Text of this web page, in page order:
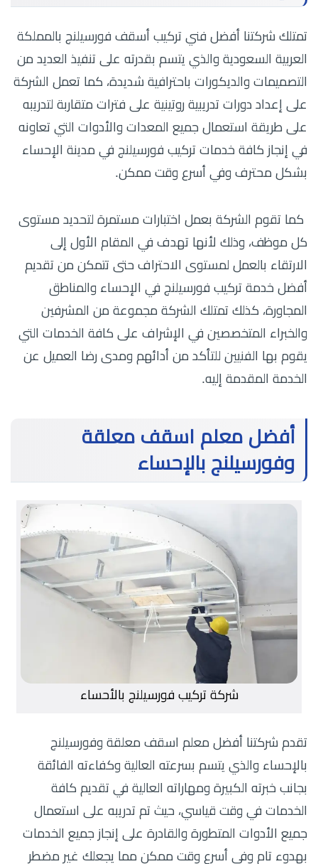
تمتلك شركتنا أفضل فني تركيب أسقف فورسيلنج بالمملكة
العربية السعودية والذي يتسم بقدرته على تنفيذ العديد من
التصميمات والديكورات باحترافية شديدة، كما تعمل الشركة
على إعداد دورات تدريبية روتينية على فترات متقاربة لتدريبه
على طريقة استعمال جميع المعدات والأدوات التي تعاونه
في إنجاز كافة خدمات تركيب فورسيلنج في مدينة الإحساء
بشكل محترف وفي أسرع وقت ممكن.
كما تقوم الشركة بعمل اختبارات مستمرة لتحديد مستوى
كل موظف، وذلك لأنها تهدف في المقام الأول إلى
الارتقاء بالعمل لمستوى الاحتراف حتى تتمكن من تقديم
أفضل خدمة تركيب فورسيلنج في الإحساء والمناطق
المجاورة، كذلك تمتلك الشركة مجموعة من المشرفين
والخبراء المتخصصين في الإشراف على كافة الخدمات التي
يقوم بها الفنيين للتأكد من أدائهم ومدى رضا العميل عن
الخدمة المقدمة إليه.
أفضل معلم اسقف معلقة
وفورسيلنج بالإحساء
شركة تركيب فورسيلنج بالأحساء
تقدم شركتنا أفضل معلم اسقف معلقة وفورسيلنج
بالإحساء والذي يتسم بسرعته العالية وكفاءته الفائقة
بجانب خبرته الكبيرة ومهاراته العالية في تقديم كافة
الخدمات في وقت قياسي، حيث تم تدريبه على استعمال
جميع الأدوات المتطورة والقادرة على إنجاز جميع الخدمات
بهدوء تام وفي أسرع وقت ممكن مما يجعلك غير مضطر